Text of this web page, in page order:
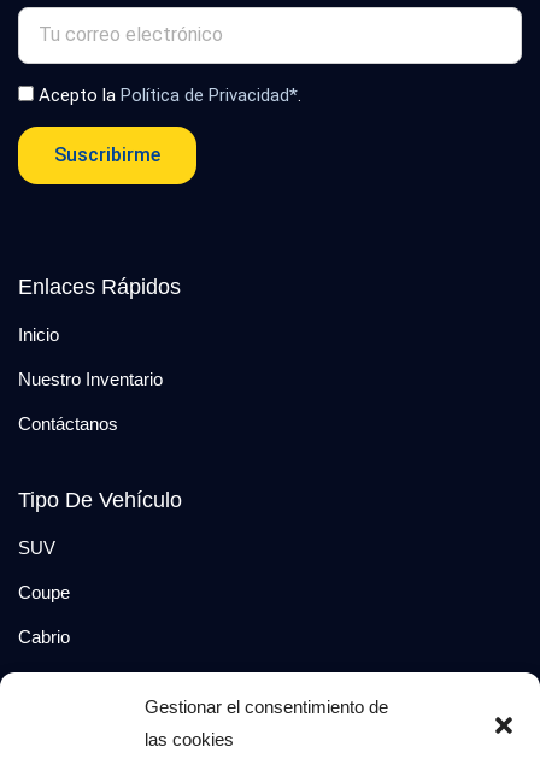
Gestionar el consentimiento de
las cookies
Acepto la Política de Privacidad*
Suscribirme
Enlaces Rápidos
Inicio
Nuestro Inventario
Contáctanos
Tipo De Vehículo
SUV
Coupe
Cabrio